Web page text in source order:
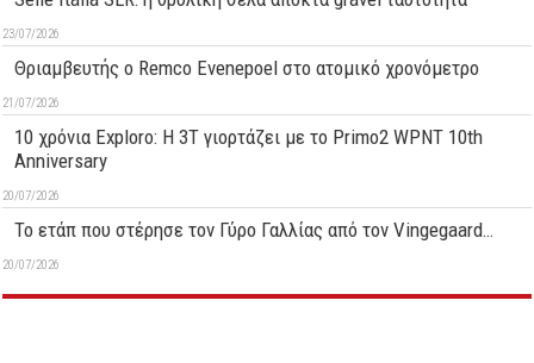
23/07/2026
Θριαμβευτής ο Remco Evenepoel στο ατομικό χρονόμετρο
21/07/2026
10 χρόνια Exploro: Η 3T γιορτάζει με το Primo2 WPNT 10th
Anniversary
20/07/2026
Το ετάπ που στέρησε τον Γύρο Γαλλίας από τον Vingegaard…
20/07/2026